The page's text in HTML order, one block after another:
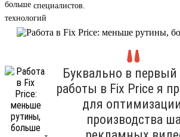
специалистов.
Буквально в
работы в Fix Price я
для
производства